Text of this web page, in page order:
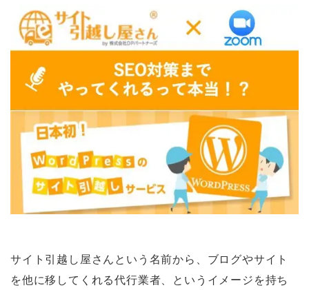
サイト引越し屋さんという名前から、ブログやサイト
を他に移してくれる代行業者、というイメージを持ち